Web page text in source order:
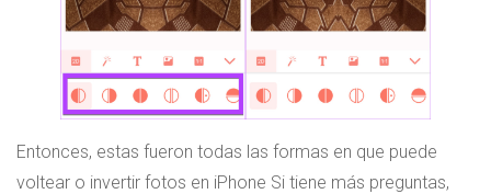
Entonces, estas fueron todas las formas en que puede
voltear o invertir fotos en iPhone Si tiene más preguntas,